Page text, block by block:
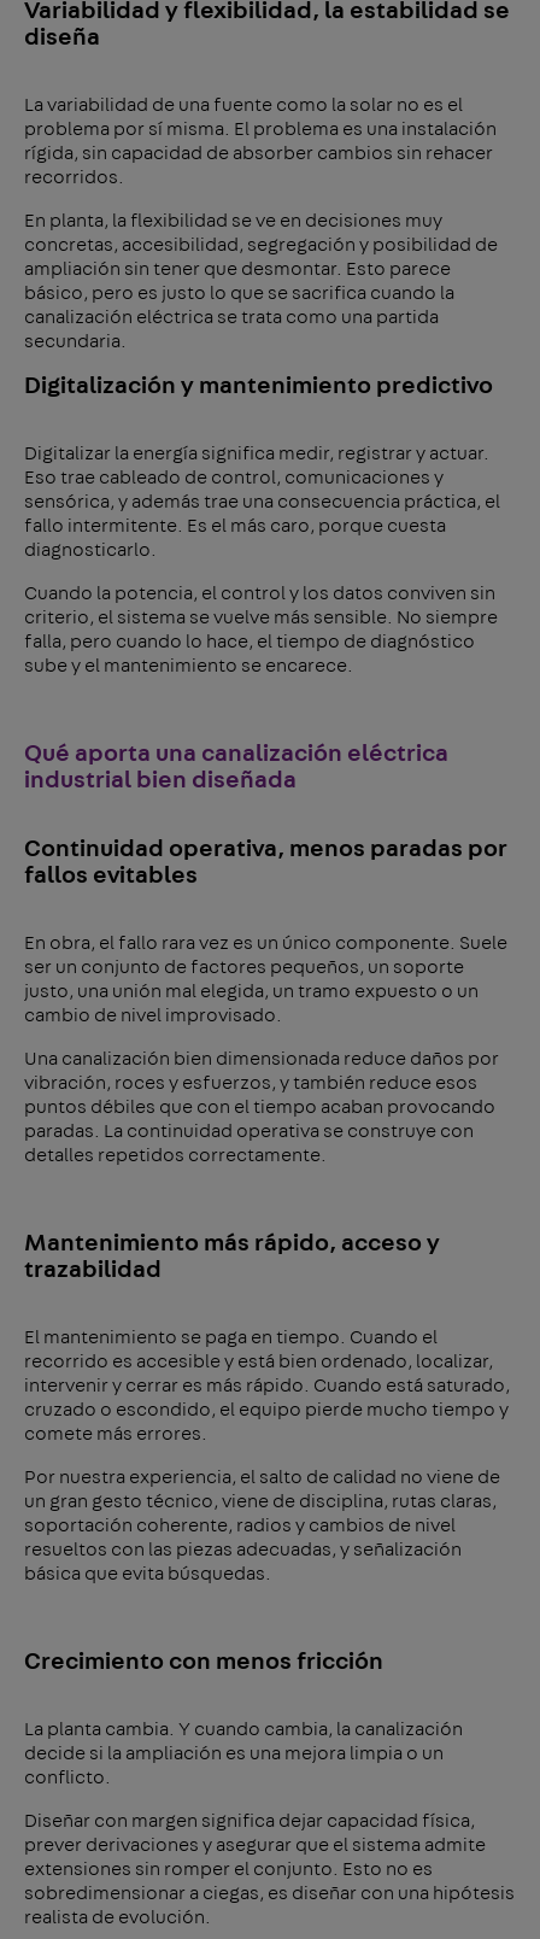
Variabilidad y flexibilidad, la estabilidad se
diseña
La variabilidad de una fuente como la solar no es el
problema por sí misma. El problema es una instalación
rígida, sin capacidad de absorber cambios sin rehacer
recorridos.
En planta, la flexibilidad se ve en decisiones muy
concretas, accesibilidad, segregación y posibilidad de
ampliación sin tener que desmontar. Esto parece
básico, pero es justo lo que se sacrifica cuando la
canalización eléctrica se trata como una partida
secundaria.
Digitalización y mantenimiento predictivo
Digitalizar la energía significa medir, registrar y actuar.
Eso trae cableado de control, comunicaciones y
sensórica, y además trae una consecuencia práctica, el
fallo intermitente. Es el más caro, porque cuesta
diagnosticarlo.
Cuando la potencia, el control y los datos conviven sin
criterio, el sistema se vuelve más sensible. No siempre
falla, pero cuando lo hace, el tiempo de diagnóstico
sube y el mantenimiento se encarece.
Qué aporta una canalización eléctrica
industrial bien diseñada
Continuidad operativa, menos paradas por
fallos evitables
En obra, el fallo rara vez es un único componente. Suele
ser un conjunto de factores pequeños, un soporte
justo, una unión mal elegida, un tramo expuesto o un
cambio de nivel improvisado.
Una canalización bien dimensionada reduce daños por
vibración, roces y esfuerzos, y también reduce esos
puntos débiles que con el tiempo acaban provocando
paradas. La continuidad operativa se construye con
detalles repetidos correctamente.
Mantenimiento más rápido, acceso y
trazabilidad
El mantenimiento se paga en tiempo. Cuando el
recorrido es accesible y está bien ordenado, localizar,
intervenir y cerrar es más rápido. Cuando está saturado,
cruzado o escondido, el equipo pierde mucho tiempo y
comete más errores.
Por nuestra experiencia, el salto de calidad no viene de
un gran gesto técnico, viene de disciplina, rutas claras,
soportación coherente, radios y cambios de nivel
resueltos con las piezas adecuadas, y señalización
básica que evita búsquedas.
Crecimiento con menos fricción
La planta cambia. Y cuando cambia, la canalización
decide si la ampliación es una mejora limpia o un
conflicto.
Diseñar con margen significa dejar capacidad física,
prever derivaciones y asegurar que el sistema admite
extensiones sin romper el conjunto. Esto no es
sobredimensionar a ciegas, es diseñar con una hipótesis
realista de evolución.